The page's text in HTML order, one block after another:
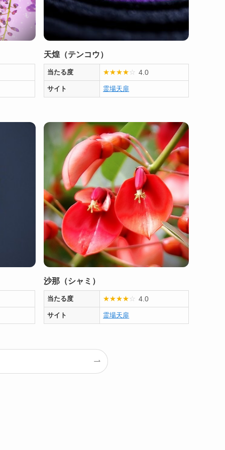
天煌（テンコウ）
当たる度 ★★★★☆ 4.0
サイト 霊場天扉
沙那（シャミ）
当たる度 ★★★★☆ 4.0
サイト 霊場天扉